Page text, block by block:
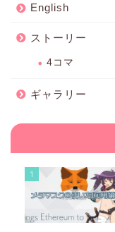
English
ストーリー
4コマ
ギャラリー
1